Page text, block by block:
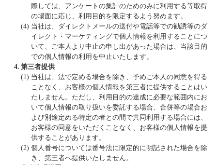
際しては、アンケートの集計のためのみに利用する等取得
の場面に応じ、利用目的を限定するよう努めます。
(4) 当社は、ダイレクトメールの送付や電話等での勧誘等のダ
イレクト・マーケティングで個人情報を利用することにつ
いて、ご本人より中止の申し出があった場合は、当該目的
での個人情報の利用を中止いたします。
4. 第三者提供
(1) 当社は、法で定める場合を除き、予めご本人の同意を得る
ことなく、お客様の個人情報を第三者に提供することはい
たしません。ただし、利用目的の達成に必要な範囲内にお
いて個人情報の取り扱いを委託する場合、合併等の場合お
よび別途定める特定の者との間で共同利用する場合には、
お客様の同意をいただくことなく、お客様の個人情報を提
供することがあります。
(2) 個人番号については番号法に限定的に明記された場合を除
き、第三者へ提供いたしません。